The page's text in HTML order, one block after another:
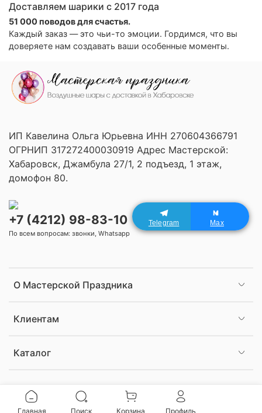
Доставляем шарики с 2017 года
51 000 поводов для счастья.
Каждый заказ — это чьи-то эмоции. Гордимся, что вы
доверяете нам создавать ваши особенные моменты.
О Мастерской Праздника
Клиентам
Каталог
+7 (4212) 98-83-10
По всем вопросам: звонки, Whatsapp
ИП Кавелина Ольга Юрьевна ИНН 270604366791
ОГРНИП 317272400030919 Адрес Мастерской:
Хабаровск, Джамбула 27/1, 2 подъезд, 1 этаж,
домофон 80.
Главная Поиск Корзина Профиль
Telegram Max